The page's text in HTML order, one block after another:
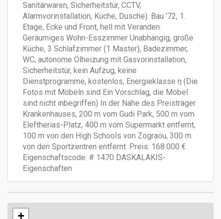
Sanitärwaren, Sicherheitstür, CCTV,
Alarmvorinstallation, Küche, Dusche). Bau '72, 1.
Etage, Ecke und Front, hell mit Veranden.
Geräumiges Wohn-Esszimmer Unabhängig, große
Küche, 3 Schlafzimmer (1 Master), Badezimmer,
WC, autonome Ölheizung mit Gasvorinstallation,
Sicherheitstür, kein Aufzug, keine
Dienstprogramme, kostenlos, Energieklasse η (Die
Fotos mit Möbeln sind Ein Vorschlag, die Möbel
sind nicht inbegriffen) In der Nähe des Preisträger
Krankenhauses, 200 m vom Gudi Park, 500 m vom
Eleftherias-Platz, 400 m vom Supermarkt entfernt,
100 m von den High Schools von Zograou, 300 m
von den Sportzentren entfernt. Preis: 168.000 €
Eigenschaftscode: # 1470 DASKALAKIS-
Eigenschaften
+